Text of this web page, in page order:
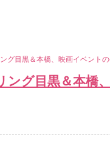
グ目黒＆本橋、映画イベント
グ目黒＆本橋